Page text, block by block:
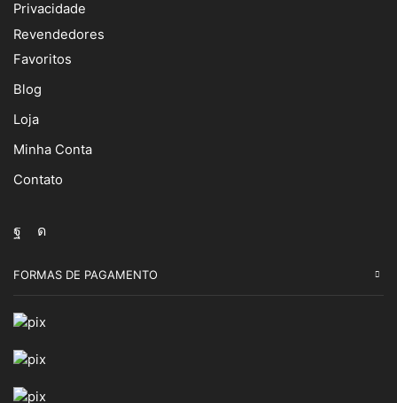
Privacidade
Revendedores
Favoritos
Blog
Loja
Minha Conta
Contato
Facebook
Instagram
FORMAS DE PAGAMENTO